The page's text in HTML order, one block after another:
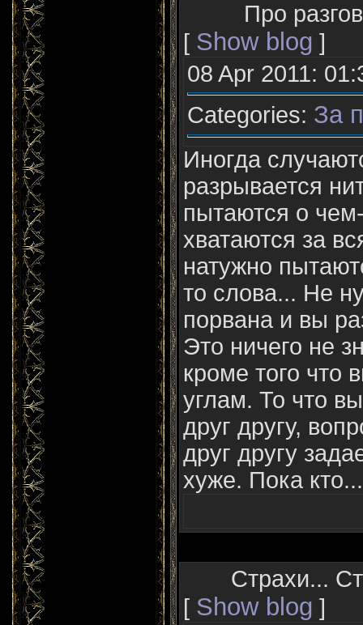
Про
[ Show blog ]
08 Apr 2011:
Categories: За
Иногда
разрывается
пытаются о
хватаются за
натужно
то слова... Не
порвана и вы
Это ничего не
кроме того что
углам. То что
друг другу,
друг другу
хуже. Пока кто...
Страхи...
[ Show blog ]